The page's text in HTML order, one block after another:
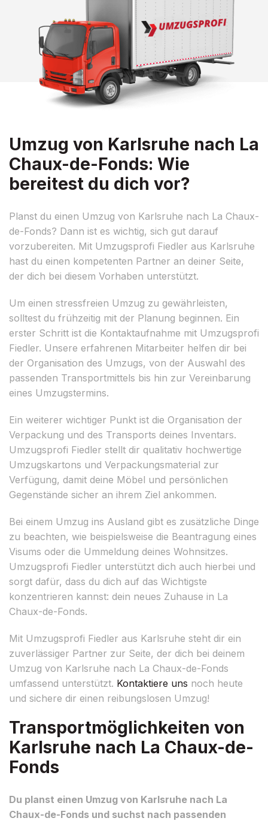
Umzug von Karlsruhe nach La
Chaux-de-Fonds: Wie
bereitest du dich vor?
Planst du einen Umzug von Karlsruhe nach La Chaux-
de-Fonds? Dann ist es wichtig, sich gut darauf
vorzubereiten. Mit Umzugsprofi Fiedler aus Karlsruhe
hast du einen kompetenten Partner an deiner Seite,
der dich bei diesem Vorhaben unterstützt.
Um einen stressfreien Umzug zu gewährleisten,
solltest du frühzeitig mit der Planung beginnen. Ein
erster Schritt ist die Kontaktaufnahme mit Umzugsprofi
Fiedler. Unsere erfahrenen Mitarbeiter helfen dir bei
der Organisation des Umzugs, von der Auswahl des
passenden Transportmittels bis hin zur Vereinbarung
eines Umzugstermins.
Ein weiterer wichtiger Punkt ist die Organisation der
Verpackung und des Transports deines Inventars.
Umzugsprofi Fiedler stellt dir qualitativ hochwertige
Umzugskartons und Verpackungsmaterial zur
Verfügung, damit deine Möbel und persönlichen
Gegenstände sicher an ihrem Ziel ankommen.
Bei einem Umzug ins Ausland gibt es zusätzliche Dinge
zu beachten, wie beispielsweise die Beantragung eines
Visums oder die Ummeldung deines Wohnsitzes.
Umzugsprofi Fiedler unterstützt dich auch hierbei und
sorgt dafür, dass du dich auf das Wichtigste
konzentrieren kannst: dein neues Zuhause in La
Chaux-de-Fonds.
Mit Umzugsprofi Fiedler aus Karlsruhe steht dir ein
zuverlässiger Partner zur Seite, der dich bei deinem
Umzug von Karlsruhe nach La Chaux-de-Fonds
umfassend unterstützt. Kontaktiere uns noch heute
und sichere dir einen reibungslosen Umzug!
Transportmöglichkeiten von
Karlsruhe nach La Chaux-de-
Fonds
Du planst einen Umzug von Karlsruhe nach La
Chaux-de-Fonds und suchst nach passenden